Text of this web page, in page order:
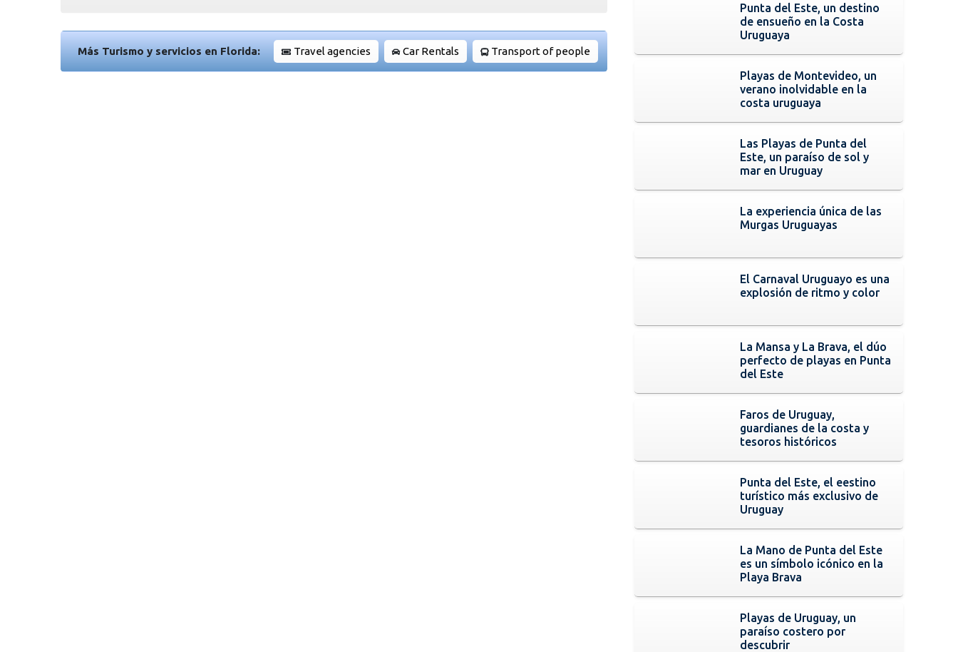
Más Turismo y servicios en Florida: Travel agencies Car Rentals Transport of people
Punta del Este, un destino
de ensueño en la Costa
Uruguaya
Playas de Montevideo, un
verano inolvidable en la
costa uruguaya
Las Playas de Punta del
Este, un paraíso de sol y
mar en Uruguay
La experiencia única de las
Murgas Uruguayas
El Carnaval Uruguayo es una
explosión de ritmo y color
La Mansa y La Brava, el dúo
perfecto de playas en Punta
del Este
Faros de Uruguay,
guardianes de la costa y
tesoros históricos
Punta del Este, el eestino
turístico más exclusivo de
Uruguay
La Mano de Punta del Este
es un símbolo icónico en la
Playa Brava
Playas de Uruguay, un
paraíso costero por
descubrir